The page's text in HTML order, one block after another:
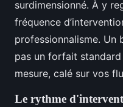
surdimensionné. À y
fréquence
professionnalisme. Un
pas un forfait
mesure, calé sur vos
Le rythme